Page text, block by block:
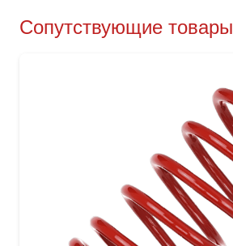
Сопутствующие товары